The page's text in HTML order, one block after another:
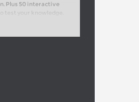
Plus 50 interactive
test your knowledge.